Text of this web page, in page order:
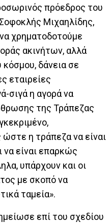
πρόεδρος του
Μιχαηλίδης,
χρηματοδοτούμε
ακινήτων, αλλά
κόσμου, δάνεια σε
εταιρείες
σιγά η αγορά να
της Τράπεζας
η τράπεζα να είναι
να είναι επαρκώς
υπάρχουν και οι
με σκοπό να
ταμεία».
επί του σχεδίου